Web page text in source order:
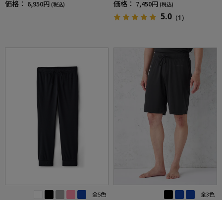
価格： 6,950円 (税込) 価格： 7,450円 (税込)
5.0 （1）
全5色 全3色